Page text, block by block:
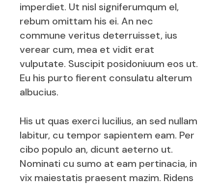
imperdiet. Ut nisl signiferumqum el,
rebum omittam his ei. An nec
commune veritus deterruisset, ius
verear cum, mea et vidit erat
vulputate. Suscipit posidoniuum eos ut.
Eu his purto fierent consulatu alterum
albucius.
His ut quas exerci lucilius, an sed nullam
labitur, cu tempor sapientem eam. Per
cibo populo an, dicunt aeterno ut.
Nominati cu sumo at eam pertinacia, in
vix maiestatis praesent mazim. Ridens